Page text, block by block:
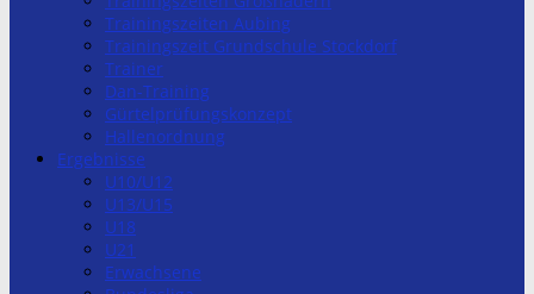
Trainingszeiten Aubing
Trainingszeit Grundschule Stockdorf
Trainer
Dan-Training
Gürtelprüfungskonzept
Hallenordnung
Ergebnisse
U10/U12
U13/U15
U18
U21
Erwachsene